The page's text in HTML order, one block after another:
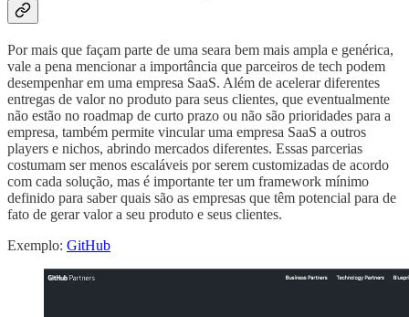
Por mais que façam parte de uma seara bem mais ampla e genérica,
vale a pena mencionar a importância que parceiros de tech podem
desempenhar em uma empresa SaaS. Além de acelerar diferentes
entregas de valor no produto para seus clientes, que eventualmente
não estão no roadmap de curto prazo ou não são prioridades para a
empresa, também permite vincular uma empresa SaaS a outros
players e nichos, abrindo mercados diferentes. Essas parcerias
costumam ser menos escaláveis por serem customizadas de acordo
com cada solução, mas é importante ter um framework mínimo
definido para saber quais são as empresas que têm potencial para de
fato de gerar valor a seu produto e seus clientes.
Exemplo: GitHub